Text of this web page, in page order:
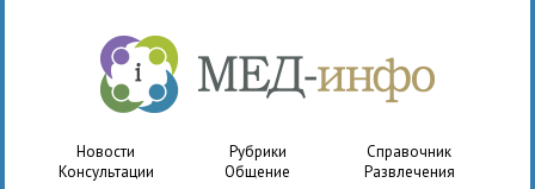
Новости Рубрики
Справочник
Консультации
Общение Развлечения